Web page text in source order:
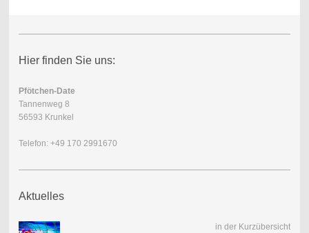
Hier finden Sie uns:
Pfötchen-Date
Tannenweg 8
56593 Krunkel
Telefon: +49 170 2991670
Aktuelles
in der Kurzübersicht